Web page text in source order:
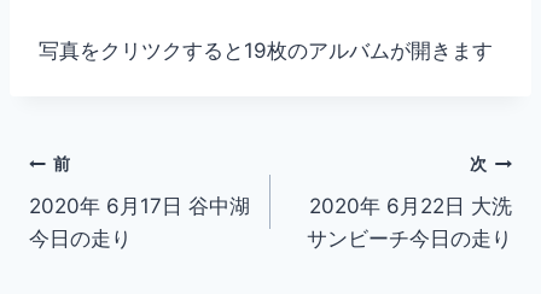
写真をクリツクすると19枚のアルバムが開きます
投
稿
前
2020年 6月17日 谷中湖
今日の走り
次
2020年 6月22日 大洗
サンビーチ今日の走り